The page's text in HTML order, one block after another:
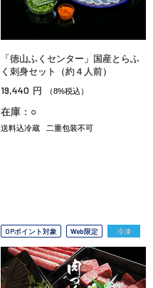
「徳山ふくセンター」国産とらふ
く刺身セット（約４人前）
19,440 円 （8%税込）
在庫：○
送料込冷蔵 二重包装不可
OPポイント対象 Web限定 冷凍